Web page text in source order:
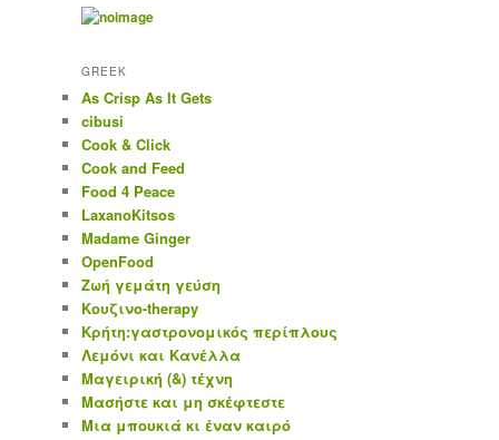
GREEK
As Crisp As It Gets
cibusi
Cook & Click
Cook and Feed
Food 4 Peace
LaxanoKitsos
Madame Ginger
OpenFood
Ζωή γεμάτη γεύση
Κουζινο-therapy
Κρήτη:γαστρονομικός περίπλους
Λεμόνι και Κανέλλα
Μαγειρική (&) τέχνη
Μασήστε και μη σκέφτεστε
Μια μπουκιά κι έναν καιρό